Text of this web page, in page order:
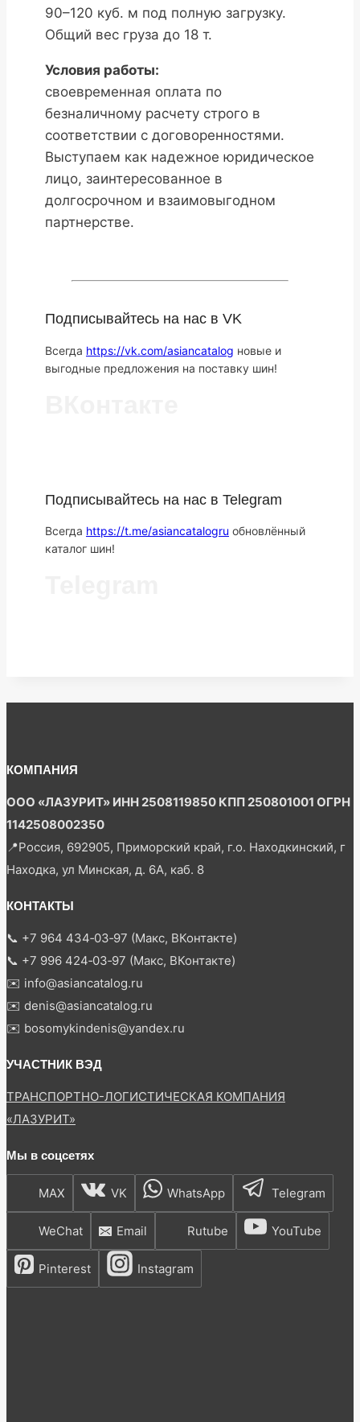
90–120 куб. м под полную загрузку.
Общий вес груза до 18 т.
Условия работы:
своевременная оплата по
безналичному расчету строго в
соответствии с договоренностями.
Выступаем как надежное юридическое
лицо, заинтересованное в
долгосрочном и взаимовыгодном
партнерстве.
Подписывайтесь на нас в VK
Всегда https://vk.com/asiancatalog новые и
выгодные предложения на поставку шин!
Подписывайтесь на нас в Telegram
Всегда https://t.me/asiancatalogru обновлённый
каталог шин!
КОМПАНИЯ
ООО «ЛАЗУРИТ» ИНН 2508119850 КПП 250801001 ОГРН
1142508002350
📍Россия, 692905, Приморский край, г.о. Находкинский, г
Находка, ул Минская, д. 6А, каб. 8
КОНТАКТЫ
📞 +7 964 434‑03‑97 (Макс, ВКонтакте)
📞 +7 996 424‑03‑97 (Макс, ВКонтакте)
✉️ info@asiancatalog.ru
✉️ denis@asiancatalog.ru
✉️ bosomykindenis@yandex.ru
УЧАСТНИК ВЭД
ТРАНСПОРТНО-ЛОГИСТИЧЕСКАЯ КОМПАНИЯ
«ЛАЗУРИТ»
Мы в соцсетях
MAX VK WhatsApp Telegram
WeChat Email Rutube YouTube
Pinterest Instagram